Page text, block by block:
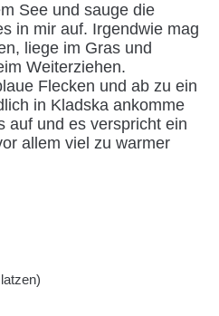
See und sauge die
in mir auf. Irgendwie mag
liege im Gras und
Weiterziehen.
Flecken und ab zu ein
in Kladska ankomme
auf und es verspricht ein
allem viel zu warmer